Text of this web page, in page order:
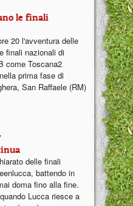
le finali
20 l'avventura delle
finali nazionali di
come Toscana2
prima fase di
San Raffaele (RM)
delle finali
battendo in
doma fino alla fine.
Lucca riesce a